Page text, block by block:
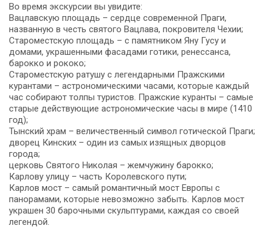
Во время экскурсии вы увидите:
Вацлавскую площадь – сердце современной Праги,
названную в честь святого Вацлава, покровителя Чехии;
Староместскую площадь – с памятником Яну Гусу и
домами, украшенными фасадами готики, ренессанса,
барокко и рококо;
Староместскую ратушу с легендарными Пражскими
курантами – астрономическими часами, которые каждый
час собирают толпы туристов. Пражские куранты – самые
старые действующие астрономические часы в мире (1410
год);
Тынский храм – величественный символ готической Праги;
дворец Кинских – один из самых изящных дворцов
города;
церковь Святого Николая – жемчужину барокко;
Карлову улицу – часть Королевского пути;
Карлов мост – самый романтичный мост Европы с
панорамами, которые невозможно забыть. Карлов мост
украшен 30 барочными скульптурами, каждая со своей
легендой.